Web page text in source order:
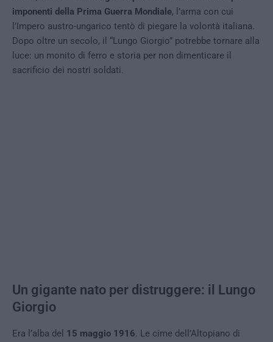
imponenti della Prima Guerra Mondiale, l’arma con cui
l’Impero austro-ungarico tentò di piegare la volontà italiana.
Dopo oltre un secolo, il “Lungo Giorgio” potrebbe tornare alla
luce: un monito di ferro e storia per non dimenticare il
sacrificio dei nostri soldati.
Un gigante nato per distruggere: il Lungo
Giorgio
Era l’alba del 15 maggio 1916. Le cime dell’Altopiano di